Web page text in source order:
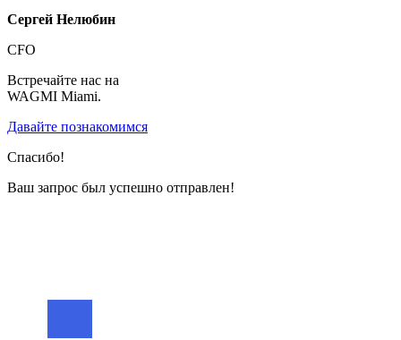
Сергей Нелюбин
CFO
Встречайте нас на
WAGMI Miami.
Давайте познакомимся
Спасибо!
Ваш запрос был успешно отправлен!